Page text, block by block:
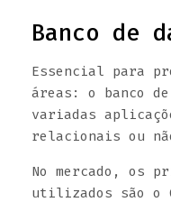
Banco de
Essencial para
áreas: o banco
variadas
relacionais ou
No mercado, os
utilizados são o